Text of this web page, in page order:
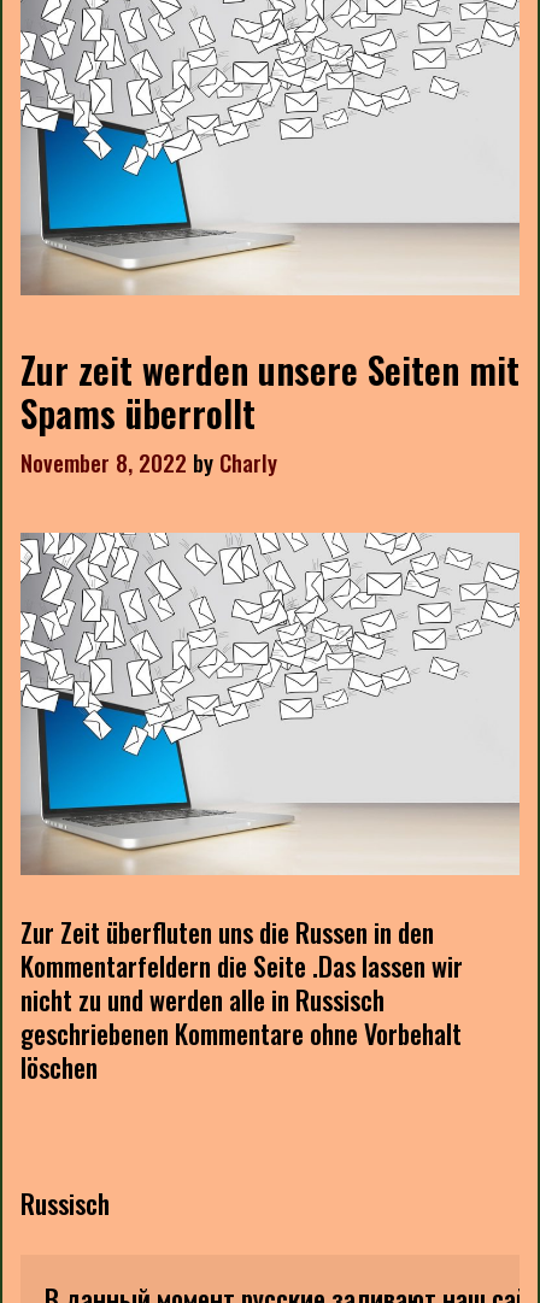
Zur zeit werden unsere Seiten mit
Spams überrollt
November 8, 2022 by Charly
Zur Zeit überfluten uns die Russen in den
Kommentarfeldern die Seite .Das lassen wir
nicht zu und werden alle in Russisch
geschriebenen Kommentare ohne Vorbehalt
löschen
Russisch